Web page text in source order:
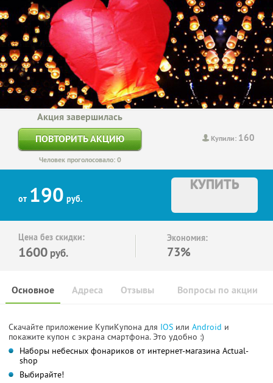
Купили: 160
Акция завершилась
ПОВТОРИТЬ АКЦИЮ
Человек проголосовало: 0
от 190 руб.
КУПИТЬ
Цена без скидки:
1600 руб.
Экономия:
73%
Основное Отзывы Вопросы по акции
Адреса
Скачайте приложение КупиКупона для IOS или Android и
покажите купон с экрана смартфона. Это удобно :)
Наборы небесных фонариков от интернет-магазина Аctual-
shop
Выбирайте!